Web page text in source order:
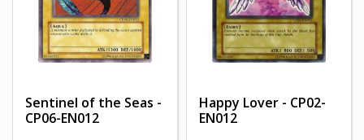
Sentinel of the Seas -
CP06-EN012
Happy Lover - CP02-
EN012